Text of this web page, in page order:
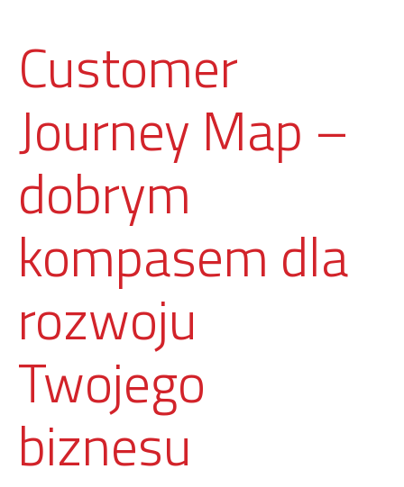
Customer
Journey Map –
dobrym
kompasem dla
rozwoju
Twojego
biznesu